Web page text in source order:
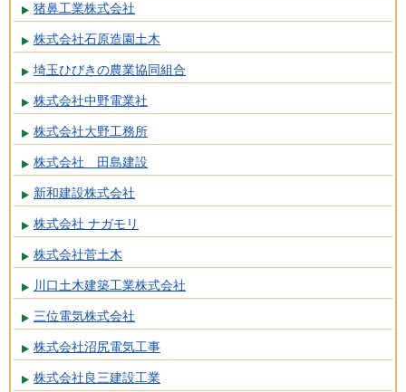
猪鼻工業株式会社
株式会社石原造園土木
埼玉ひびきの農業協同組合
株式会社中野電業社
株式会社大野工務所
株式会社 田島建設
新和建設株式会社
株式会社 ナガモリ
株式会社菅土木
川口土木建築工業株式会社
三位電気株式会社
株式会社沼尻電気工事
株式会社良三建設工業